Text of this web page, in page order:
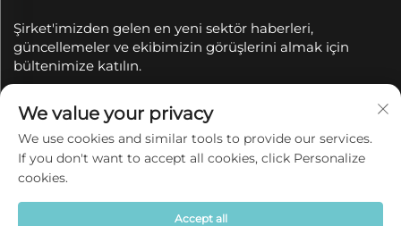
Şirket'imizden gelen en yeni sektör haberleri,
güncellemeler ve ekibimizin görüşlerini almak için
bültenimize katılın.
Telif Hakkı © 2025 Chaozhou Qianyue Seramik Sanayi
ve Ticaret A.Ş. tarafından saklıdır.
Gizlilik politikası
We value your privacy
We use cookies and similar tools to provide our services.
If you don't want to accept all cookies, click Personalize
cookies.
Accept all